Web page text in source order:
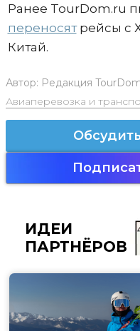
Ранее TourDom.ru
переносятрейсы с
Китай.
Автор: Редакция
Авиаперевозка и
ИДЕИ
ПАРТНЁРОВ